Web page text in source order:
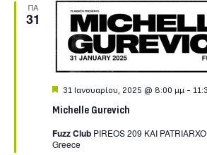
ΠΑ
31
Michelle Gurevich
Featured
31 Ιανουαρίου, 2025 @ 8:00 μμ-
Fuzz Club PIREOS 209 KAI
Greece